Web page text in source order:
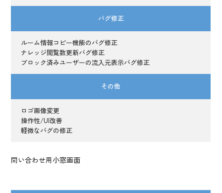
バグ修正
ルーム情報コピー機能のバグ修正
ナレッジ閲覧数更新バグ修正
ブロック済みユーザーの流入元表示バグ修正
その他
ロゴ画像変更
操作性/UI改善
軽微なバグの修正
問い合わせ用小窓画面